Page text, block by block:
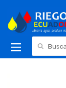
Buscar: